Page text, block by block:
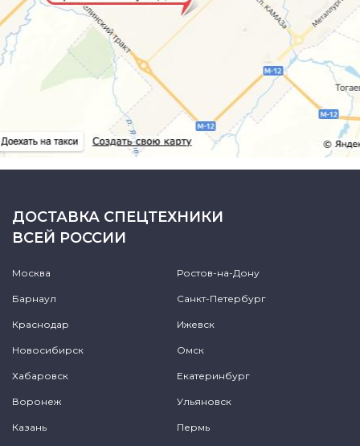
ДОСТАВКА СПЕЦТЕХНИКИ
ВСЕЙ РОССИИ
Москва Ростов-на-Дону
Барнаул Санкт-Петербург
Краснодар Ижевск
Новосибирск Омск
Хабаровск Екатеринбург
Воронеж Ульяновск
Казань Пермь